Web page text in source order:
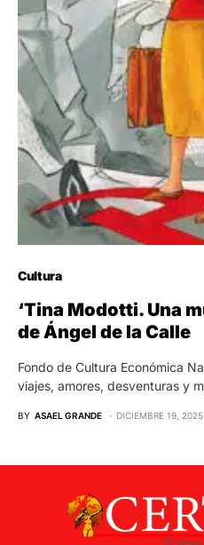
Cultura
‘Tina Modotti. Una
de Ángel de la Calle
Fondo de Cultura Económica
viajes, amores, desventuras y
BY ASAEL GRANDE DICIEMBRE 19, 2025